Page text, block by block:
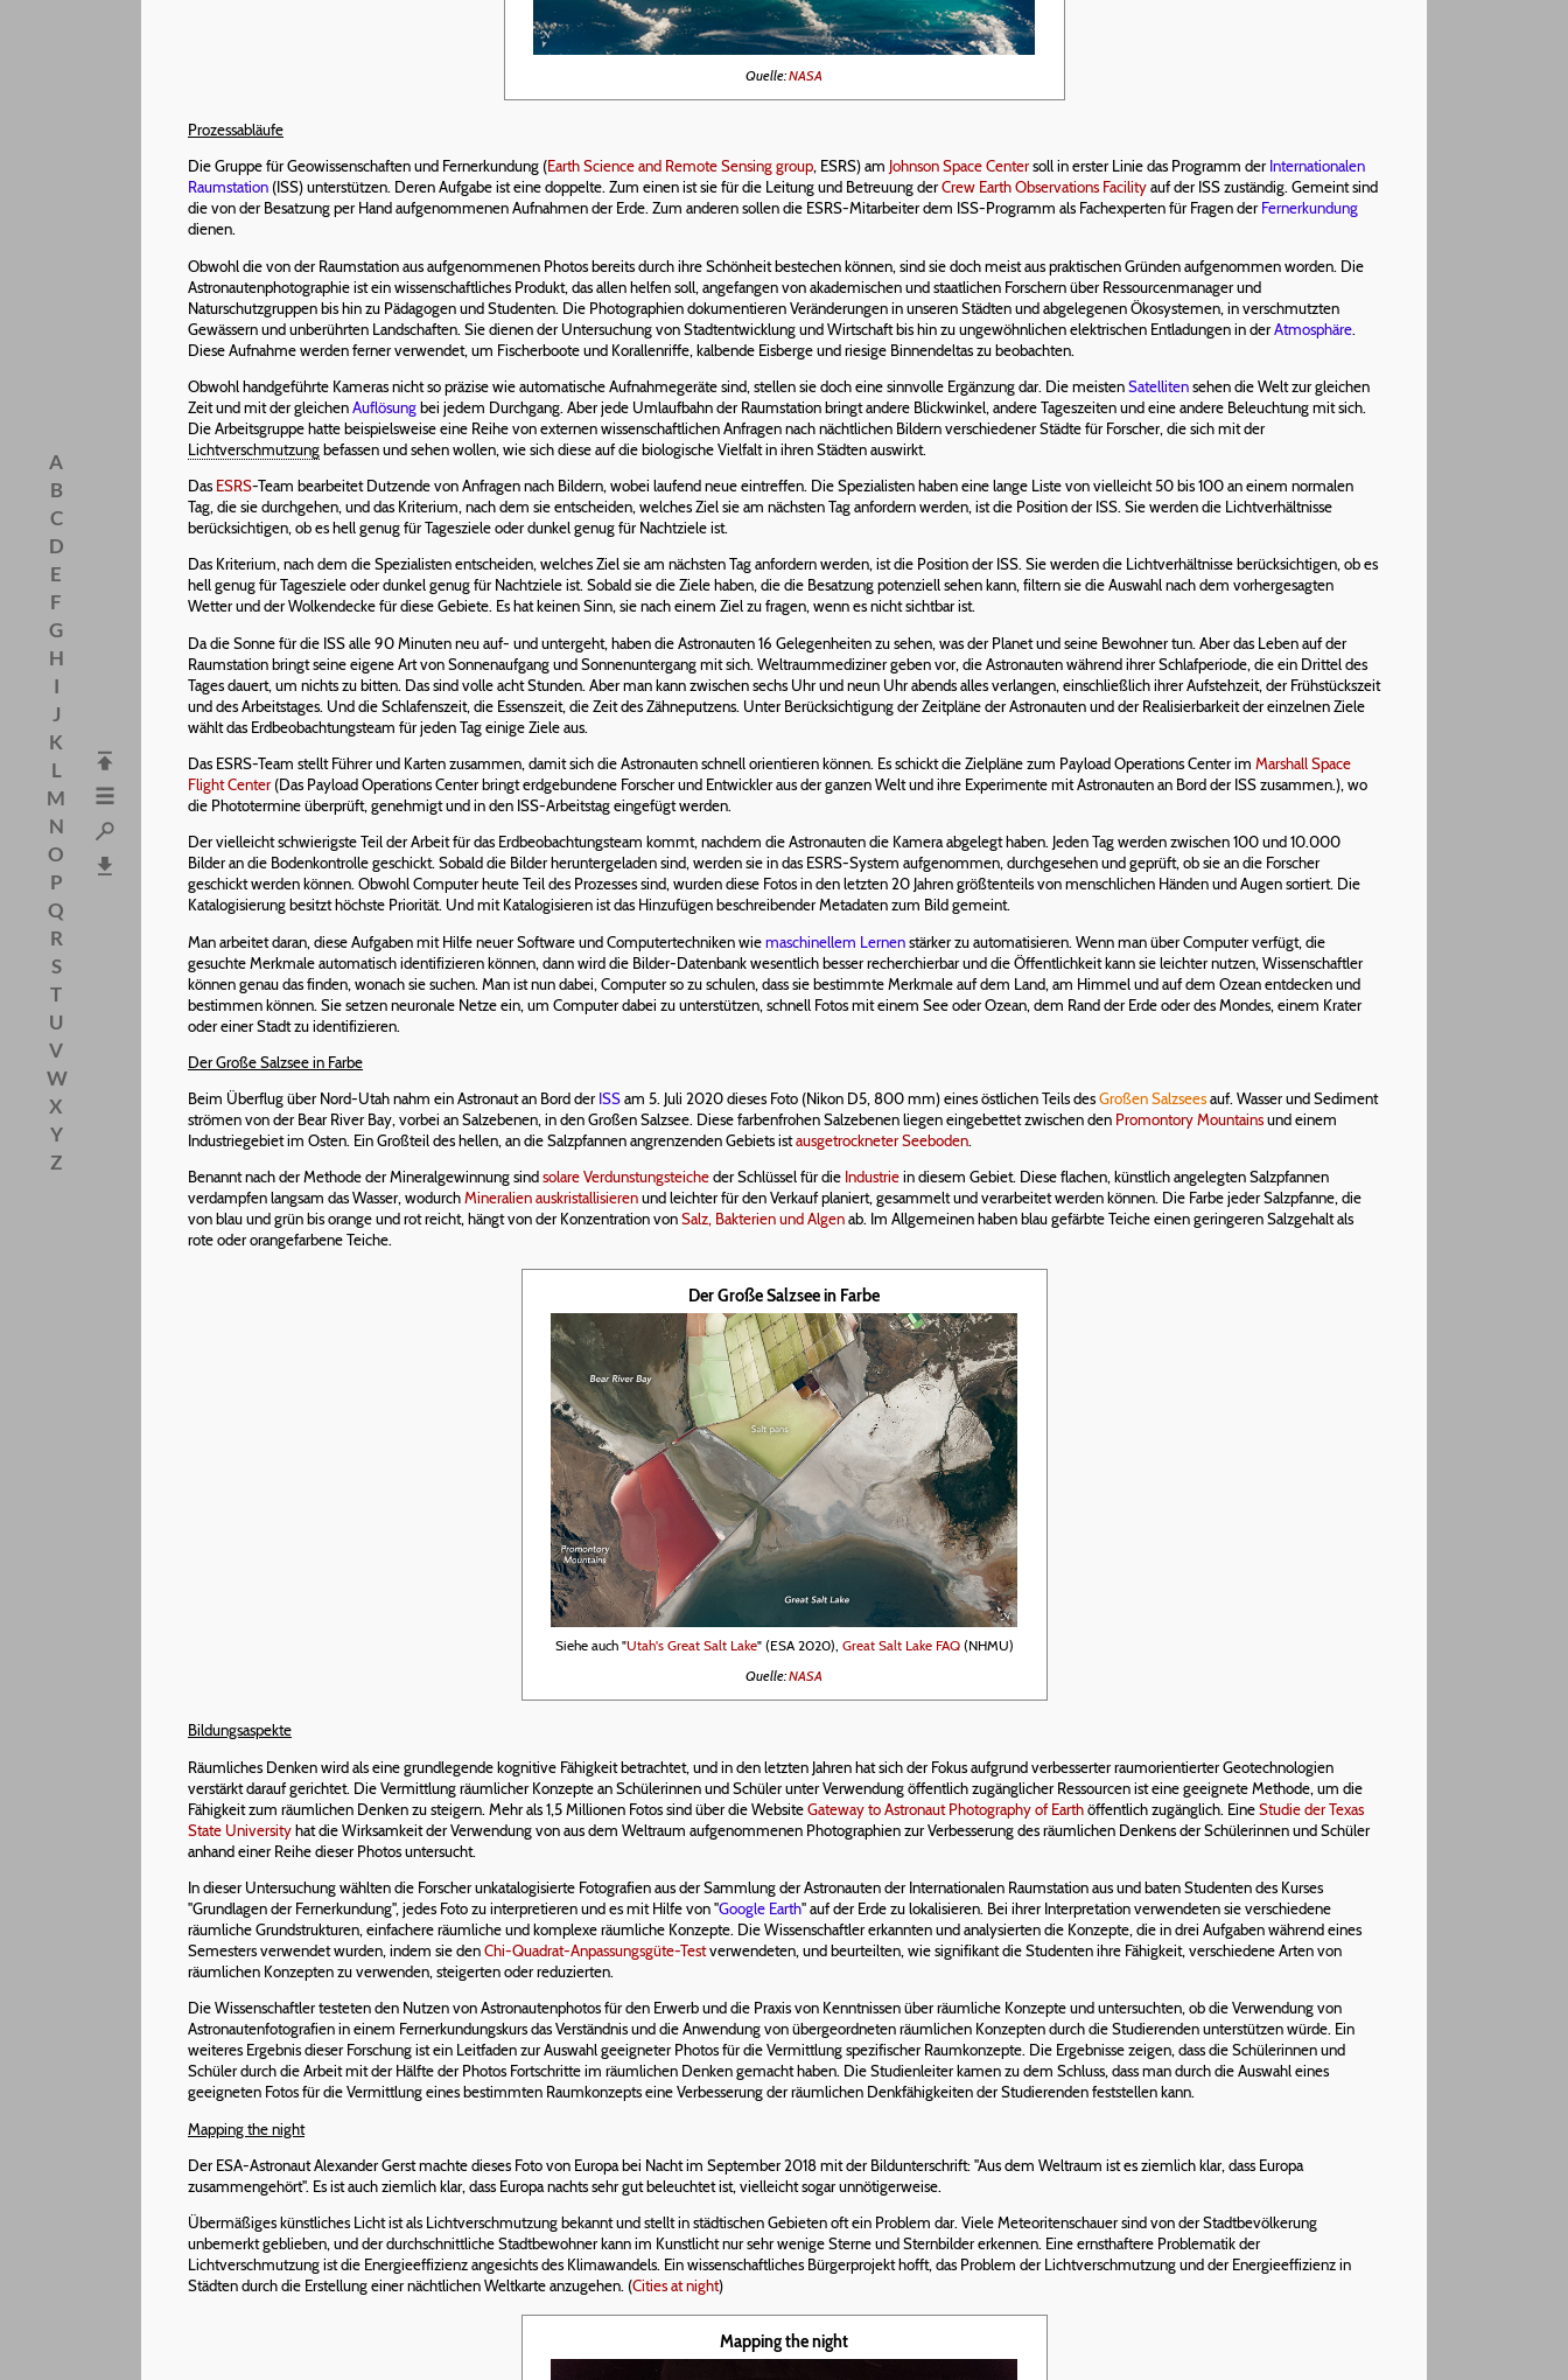
A
B
C
D
E
F
G
H
I
J
K
L
M
N
O
P
Q
R
S
T
U
V
W
X
Y
Z
Quelle:NASA
Prozessabläufe
Die Gruppe für Geowissenschaften und Fernerkundung (Earth Science and Remote Sensing group, ESRS) am Johnson Space Centersoll in erster Linie das Programm derInternationalen
Raumstation (ISS) unterstützen. Deren Aufgabe ist eine doppelte. Zum einen ist sie für die Leitung und Betreuung derCrew Earth Observations Facilityauf der ISS zuständig. Gemeint sind
die von der Besatzung per Hand aufgenommenen Aufnahmen der Erde. Zum anderen sollen die ESRS-Mitarbeiter dem ISS-Programm als Fachexperten für Fragen derFernerkundung
dienen.
Obwohl die von der Raumstation aus aufgenommenen Photos bereits durch ihre Schönheit bestechen können, sind sie doch meist aus praktischen Gründen aufgenommen worden. Die
Astronautenphotographie ist ein wissenschaftliches Produkt, das allen helfen soll, angefangen von akademischen und staatlichen Forschern über Ressourcenmanager und
Naturschutzgruppen bis hin zu Pädagogen und Studenten. Die Photographien dokumentieren Veränderungen in unseren Städten und abgelegenen Ökosystemen, in verschmutzten
Gewässern und unberührten Landschaften. Sie dienen der Untersuchung von Stadtentwicklung und Wirtschaft bis hin zu ungewöhnlichen elektrischen Entladungen in derAtmosphäre.
Diese Aufnahme werden ferner verwendet, um Fischerboote und Korallenriffe, kalbende Eisberge und riesige Binnendeltas zu beobachten.
Obwohl handgeführte Kameras nicht so präzise wie automatische Aufnahmegeräte sind, stellen sie doch eine sinnvolle Ergänzung dar. Die meistenSatellitensehen die Welt zur gleichen
Zeit und mit der gleichenAuflösungbei jedem Durchgang. Aber jede Umlaufbahn der Raumstation bringt andere Blickwinkel, andere Tageszeiten und eine andere Beleuchtung mit sich.
Die Arbeitsgruppe hatte beispielsweise eine Reihe von externen wissenschaftlichen Anfragen nach nächtlichen Bildern verschiedener Städte für Forscher, die sich mit der
Lichtverschmutzungbefassen und sehen wollen, wie sich diese auf die biologische Vielfalt in ihren Städten auswirkt.
Das ESRS-Team bearbeitet Dutzende von Anfragen nach Bildern, wobei laufend neue eintreffen. Die Spezialisten haben eine lange Liste von vielleicht 50 bis 100 an einem normalen
Tag, die sie durchgehen, und das Kriterium, nach dem sie entscheiden, welches Ziel sie am nächsten Tag anfordern werden, ist die Position der ISS. Sie werden die Lichtverhältnisse
berücksichtigen, ob es hell genug für Tagesziele oder dunkel genug für Nachtziele ist.
Das Kriterium, nach dem die Spezialisten entscheiden, welches Ziel sie am nächsten Tag anfordern werden, ist die Position der ISS. Sie werden die Lichtverhältnisse berücksichtigen, ob es
hell genug für Tagesziele oder dunkel genug für Nachtziele ist. Sobald sie die Ziele haben, die die Besatzung potenziell sehen kann, filtern sie die Auswahl nach dem vorhergesagten
Wetter und der Wolkendecke für diese Gebiete. Es hat keinen Sinn, sie nach einem Ziel zu fragen, wenn es nicht sichtbar ist.
Da die Sonne für die ISS alle 90 Minuten neu auf- und untergeht, haben die Astronauten 16 Gelegenheiten zu sehen, was der Planet und seine Bewohner tun. Aber das Leben auf der
Raumstation bringt seine eigene Art von Sonnenaufgang und Sonnenuntergang mit sich. Weltraummediziner geben vor, die Astronauten während ihrer Schlafperiode, die ein Drittel des
Tages dauert, um nichts zu bitten. Das sind volle acht Stunden. Aber man kann zwischen sechs Uhr und neun Uhr abends alles verlangen, einschließlich ihrer Aufstehzeit, der Frühstückszeit
und des Arbeitstages. Und die Schlafenszeit, die Essenszeit, die Zeit des Zähneputzens. Unter Berücksichtigung der Zeitpläne der Astronauten und der Realisierbarkeit der einzelnen Ziele
wählt das Erdbeobachtungsteam für jeden Tag einige Ziele aus.
Das ESRS-Team stellt Führer und Karten zusammen, damit sich die Astronauten schnell orientieren können. Es schickt die Zielpläne zum Payload Operations Center im Marshall Space
Flight Center(Das Payload Operations Center bringt erdgebundene Forscher und Entwickler aus der ganzen Welt und ihre Experimente mit Astronauten an Bord der ISS zusammen.), wo
die Phototermine überprüft, genehmigt und in den ISS-Arbeitstag eingefügt werden.
Der vielleicht schwierigste Teil der Arbeit für das Erdbeobachtungsteam kommt, nachdem die Astronauten die Kamera abgelegt haben. Jeden Tag werden zwischen 100 und 10.000
Bilder an die Bodenkontrolle geschickt. Sobald die Bilder heruntergeladen sind, werden sie in das ESRS-System aufgenommen, durchgesehen und geprüft, ob sie an die Forscher
geschickt werden können. Obwohl Computer heute Teil des Prozesses sind, wurden diese Fotos in den letzten 20 Jahren größtenteils von menschlichen Händen und Augen sortiert. Die
Katalogisierung besitzt höchste Priorität. Und mit Katalogisieren ist das Hinzufügen beschreibender Metadaten zum Bild gemeint.
Man arbeitet daran, diese Aufgaben mit Hilfe neuer Software und Computertechniken wiemaschinellem Lernenstärker zu automatisieren. Wenn man über Computer verfügt, die
gesuchte Merkmale automatisch identifizieren können, dann wird die Bilder-Datenbank wesentlich besser recherchierbar und die Öffentlichkeit kann sie leichter nutzen, Wissenschaftler
können genau das finden, wonach sie suchen. Man ist nun dabei, Computer so zu schulen, dass sie bestimmte Merkmale auf dem Land, am Himmel und auf dem Ozean entdecken und
bestimmen können. Sie setzen neuronale Netze ein, um Computer dabei zu unterstützen, schnell Fotos mit einem See oder Ozean, dem Rand der Erde oder des Mondes, einem Krater
oder einer Stadt zu identifizieren.
Der Große Salzsee in Farbe
Beim Überflug über Nord-Utah nahm ein Astronaut an Bord derISSam 5. Juli 2020 dieses Foto (Nikon D5, 800 mm) eines östlichen Teils desGroßen Salzseesauf. Wasser und Sediment
strömen von der Bear River Bay, vorbei an Salzebenen, in den Großen Salzsee. Diese farbenfrohen Salzebenen liegen eingebettet zwischen den Promontory Mountainsund einem
Industriegebiet im Osten. Ein Großteil des hellen, an die Salzpfannen angrenzenden Gebiets istausgetrockneter Seeboden.
Benannt nach der Methode der Mineralgewinnung sindsolare Verdunstungsteicheder Schlüssel für die Industriein diesem Gebiet. Diese flachen, künstlich angelegten Salzpfannen
verdampfen langsam das Wasser, wodurchMineralien auskristallisierenund leichter für den Verkauf planiert, gesammelt und verarbeitet werden können. Die Farbe jeder Salzpfanne, die
von blau und grün bis orange und rot reicht, hängt von der Konzentration vonSalz, Bakterien und Algenab. Im Allgemeinen haben blau gefärbte Teiche einen geringeren Salzgehalt als
rote oder orangefarbene Teiche.
Der Große Salzsee in Farbe
Siehe auch "Utah's Great Salt Lake" (ESA 2020), Great Salt Lake FAQ(NHMU)
Quelle:NASA
Bildungsaspekte
Räumliches Denken wird als eine grundlegende kognitive Fähigkeit betrachtet, und in den letzten Jahren hat sich der Fokus aufgrund verbesserter raumorientierter Geotechnologien
verstärkt darauf gerichtet. Die Vermittlung räumlicher Konzepte an Schülerinnen und Schüler unter Verwendung öffentlich zugänglicher Ressourcen ist eine geeignete Methode, um die
Fähigkeit zum räumlichen Denken zu steigern. Mehr als 1,5 Millionen Fotos sind über die WebsiteGateway to Astronaut Photography of Earthöffentlich zugänglich. EineStudie der Texas
State Universityhat die Wirksamkeit der Verwendung von aus dem Weltraum aufgenommenen Photographien zur Verbesserung des räumlichen Denkens der Schülerinnen und Schüler
anhand einer Reihe dieser Photos untersucht.
In dieser Untersuchung wählten die Forscher unkatalogisierte Fotografien aus der Sammlung der Astronauten der Internationalen Raumstation aus und baten Studenten des Kurses
"Grundlagen der Fernerkundung", jedes Foto zu interpretieren und es mit Hilfe von "Google Earth" auf der Erde zu lokalisieren. Bei ihrer Interpretation verwendeten sie verschiedene
räumliche Grundstrukturen, einfachere räumliche und komplexe räumliche Konzepte. Die Wissenschaftler erkannten und analysierten die Konzepte, die in drei Aufgaben während eines
Semesters verwendet wurden, indem sie denChi-Quadrat-Anpassungsgüte-Testverwendeten, und beurteilten, wie signifikant die Studenten ihre Fähigkeit, verschiedene Arten von
räumlichen Konzepten zu verwenden, steigerten oder reduzierten.
Die Wissenschaftler testeten den Nutzen von Astronautenphotos für den Erwerb und die Praxis von Kenntnissen über räumliche Konzepte und untersuchten, ob die Verwendung von
Astronautenfotografien in einem Fernerkundungskurs das Verständnis und die Anwendung von übergeordneten räumlichen Konzepten durch die Studierenden unterstützen würde. Ein
weiteres Ergebnis dieser Forschung ist ein Leitfaden zur Auswahl geeigneter Photos für die Vermittlung spezifischer Raumkonzepte. Die Ergebnisse zeigen, dass die Schülerinnen und
Schüler durch die Arbeit mit der Hälfte der Photos Fortschritte im räumlichen Denken gemacht haben. Die Studienleiter kamen zu dem Schluss, dass man durch die Auswahl eines
geeigneten Fotos für die Vermittlung eines bestimmten Raumkonzepts eine Verbesserung der räumlichen Denkfähigkeiten der Studierenden feststellen kann.
Mapping the night
Der ESA-Astronaut Alexander Gerst machte dieses Foto von Europa bei Nacht im September 2018 mit der Bildunterschrift: "Aus dem Weltraum ist es ziemlich klar, dass Europa
zusammengehört". Es ist auch ziemlich klar, dass Europa nachts sehr gut beleuchtet ist, vielleicht sogar unnötigerweise.
Übermäßiges künstliches Licht ist als Lichtverschmutzung bekannt und stellt in städtischen Gebieten oft ein Problem dar. Viele Meteoritenschauer sind von der Stadtbevölkerung
unbemerkt geblieben, und der durchschnittliche Stadtbewohner kann im Kunstlicht nur sehr wenige Sterne und Sternbilder erkennen. Eine ernsthaftere Problematik der
Lichtverschmutzung ist die Energieeffizienz angesichts des Klimawandels. Ein wissenschaftliches Bürgerprojekt hofft, das Problem der Lichtverschmutzung und der Energieeffizienz in
Städten durch die Erstellung einer nächtlichen Weltkarte anzugehen. (Cities at night)
Mapping the night